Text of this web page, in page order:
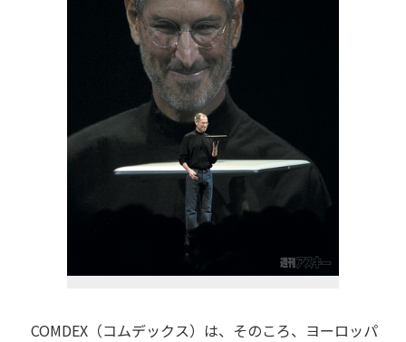
COMDEX（コムデックス）は、そのころ、ヨーロッパ